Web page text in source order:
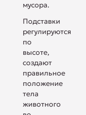
мусора.
Подставки
регулируются
по
высоте,
создают
правильное
положение
тела
животного